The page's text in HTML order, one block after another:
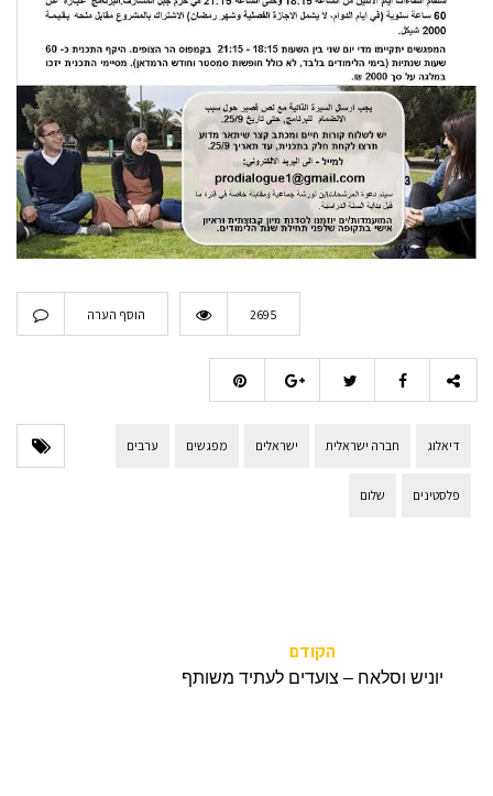
הוסף הערה 2695
דיאלוג חברה ישראלית ישראלים מפגשים ערבים
פלסטינים שלום
הקודם
יוניש וסלאח – צועדים לעתיד משותף